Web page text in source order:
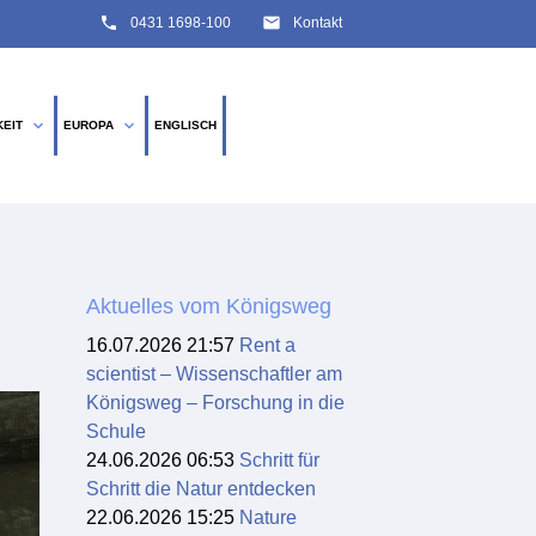
email Kontakt
phone 0431 1698-100
expand_more EUROPA expand_more ENGLISCH
SUCHEN
Aktuelles vom Königsweg
16.07.2026 21:57 Rent a
scientist – Wissenschaftler am
Königsweg – Forschung in die
Schule
24.06.2026 06:53 Schritt für
Schritt die Natur entdecken
22.06.2026 15:25 Nature